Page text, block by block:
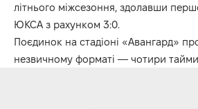
літнього міжсезоння, здолавши
ЮКСА з рахунком 3:0.
Поєдинок на стадіоні «Авангард»
незвичному форматі — чотири